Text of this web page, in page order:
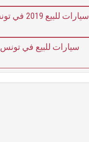
سيارات للبيع 2019 في تونس
سيارات للبيع في تونس